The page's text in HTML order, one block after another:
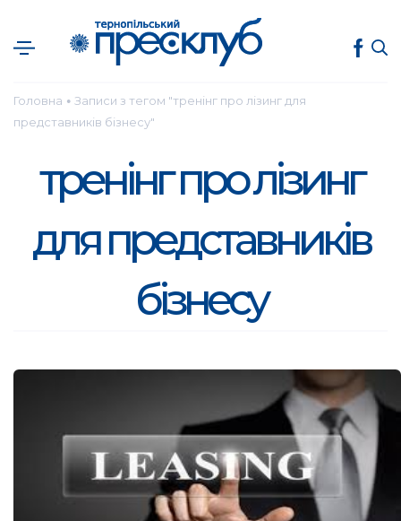
Головна ● Записи з тегом "тренінг про лізинг для
представників бізнесу"
тренінг про лізинг
для представників
бізнесу